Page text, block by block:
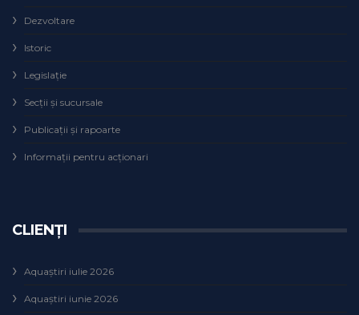
Dezvoltare
Istoric
Legislaţie
Secţii şi sucursale
Publicații și rapoarte
Informații pentru acționari
CLIENȚI
Aquaștiri iulie 2026
Aquaștiri iunie 2026